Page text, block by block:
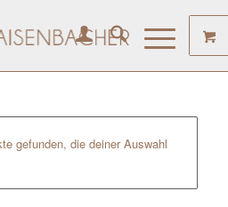
gefunden, die deiner Auswahl